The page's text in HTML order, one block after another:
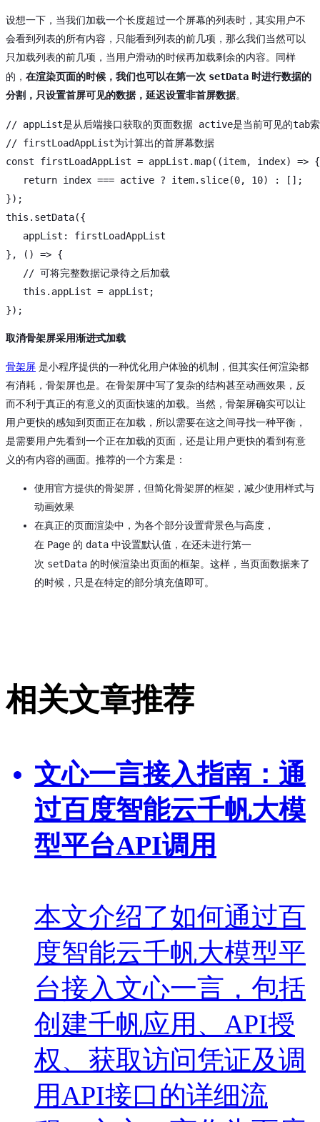
设想一下，当我们加载一个长度超过一个屏幕的列表时，其实用户不
会看到列表的所有内容，只能看到列表的前几项，那么我们当然可以
只加载列表的前几项，当用户滑动的时候再加载剩余的内容。同样
的， 在渲染页面的时候，我们也可以在第一次 setData 时进行数据的
分割，只设置首屏可见的数据，延迟设置非首屏数据。
// appList是从后端接口获取的页面数据 active是当前可见的tab
// firstLoadAppList为计算出的首屏幕数据
const firstLoadAppList = appList.map( (item, index) => {
return index === active ? item.slice(0, 10) : [];
this .setData({
   appList: firstLoadAppList
},
() => {
// 可将完整数据记录待之后加载
this .appList = appList;
取消骨架屏采用渐进式加载
骨架屏 是小程序提供的一种优化用户体验的机制，但其实任何渲染都
有消耗，骨架屏也是。在骨架屏中写了复杂的结构甚至动画效果，反
而不利于真正的有意义的页面快速的加载。当然，骨架屏确实可以让
用户更快的感知到页面正在加载，所以需要在这之间寻找一种平衡，
是需要用户先看到一个正在加载的页面，还是让用户更快的看到有意
义的有内容的画面。推荐的一个方案是：
使用官方提供的骨架屏，但简化骨架屏的框架，减少使用样式与
动画效果
在真正的页面渲染中，为各个部分设置背景色与高度，
在 Page 的 data 中设置默认值，在还未进行第一
次 setData 的时候渲染出页面的框架。这样，当页面数据来了
的时候，只是在特定的部分填充值即可。
相关文章推荐
文心一言接入指南：通
过百度智能云千帆大模
型平台API调用
本文介绍了如何通过百
度智能云千帆大模型平
台接入文心一言，包括
创建千帆应用、API授
权、获取访问凭证及调
用API接口的详细流